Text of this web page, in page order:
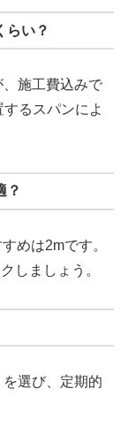
らい？
施工費込みで
るスパンによ
？
めは2mです。
しましょう。
選び、定期的